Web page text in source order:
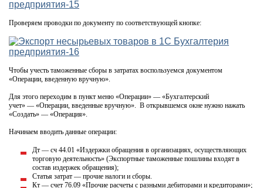
Проверяем проводки по документу по соответствующей кнопке:
Чтобы учесть таможенные сборы в затратах воспользуемся документом
«Операции, введенную вручную».
Для этого переходим в пункт меню «Операции» — «Бухгалтерский
учет» — «Операции, введенные вручную». В открывшемся окне нужно нажать
«Создать» — «Операция».
Начинаем вводить данные операции:
Дт — сч 44.01 «Издержки обращения в организациях, осуществляющих
торговую деятельность» (Экспортные таможенные пошлины входят в
состав издержек обращения);
Статья затрат — прочие налоги и сборы.
Кт — счет 76.09 «Прочие расчеты с разными дебиторами и кредиторами»;